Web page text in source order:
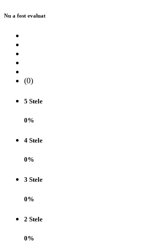
Nu a fost evaluat
(0)
5 Stele
0%
4 Stele
0%
3 Stele
0%
2 Stele
0%